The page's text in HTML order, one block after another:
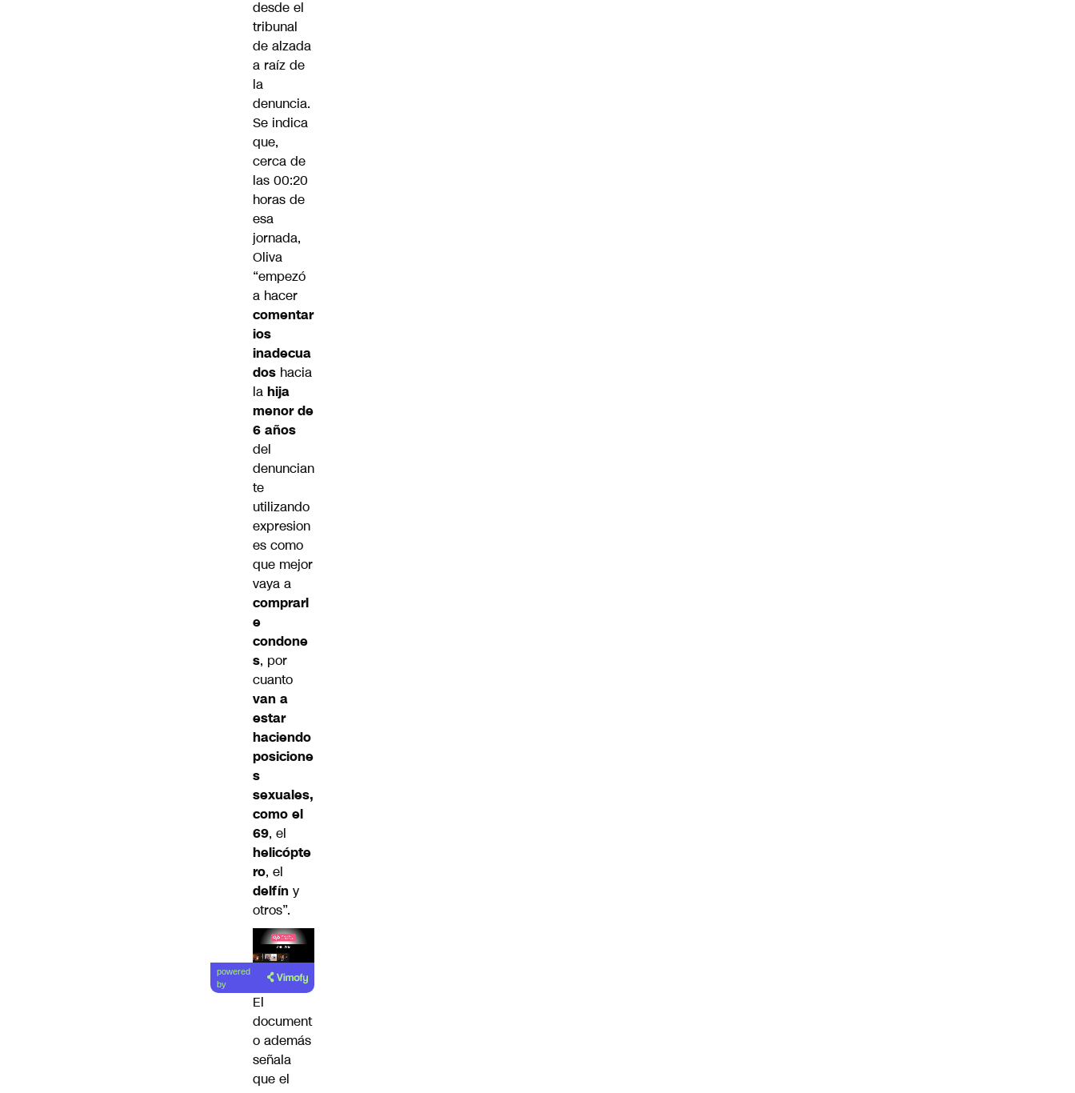
desde el
tribunal
de alzada
a raíz de
la
denuncia.
Se indica
que,
cerca de
las 00:20
horas de
esa
jornada,
Oliva
“empezó
a hacer
comentar
ios
inadecua
dos hacia
la hija
menor de
6 años
del
denuncian
te
utilizando
expresion
es como
que mejor
vaya a
comprarl
e
condone
s, por
cuanto
van a
estar
haciendo
posicione
s
sexuales,
como el
69, el
helicópte
ro, el
delfín y
otros”.
Lea el
artículo
powered
by
El
document
o además
señala
que el